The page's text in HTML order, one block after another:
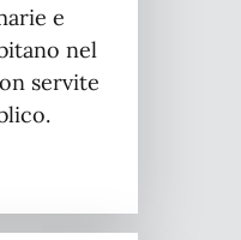
e
nel
servite